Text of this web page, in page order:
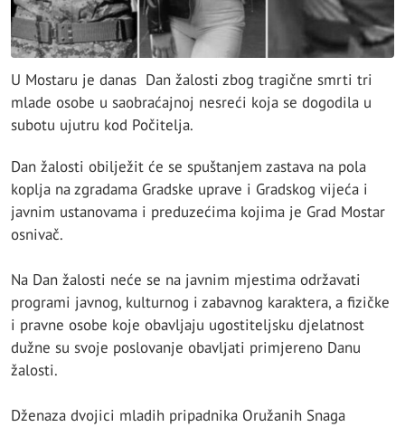
U Mostaru je danas Dan žalosti zbog tragične smrti tri
mlade osobe u saobraćajnoj nesreći koja se dogodila u
subotu ujutru kod Počitelja.
Dan žalosti obilježit će se spuštanjem zastava na pola
koplja na zgradama Gradske uprave i Gradskog vijeća i
javnim ustanovama i preduzećima kojima je Grad Mostar
osnivač.
Na Dan žalosti neće se na javnim mjestima održavati
programi javnog, kulturnog i zabavnog karaktera, a fizičke
i pravne osobe koje obavljaju ugostiteljsku djelatnost
dužne su svoje poslovanje obavljati primjereno Danu
žalosti.
Dženaza dvojici mladih pripadnika Oružanih Snaga